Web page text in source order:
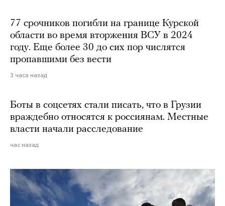
77 срочников погибли на границе Курской
области во время вторжения ВСУ в 2024
году. Еще более 30 до сих пор числятся
пропавшими без вести
3 часа назад
Боты в соцсетях стали писать, что в Грузии
враждебно относятся к россиянам. Местные
власти начали расследование
час назад